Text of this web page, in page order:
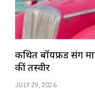
कथित बॉयफ्रेंड संग
कीं तस्वीरें
JULY 29, 2026